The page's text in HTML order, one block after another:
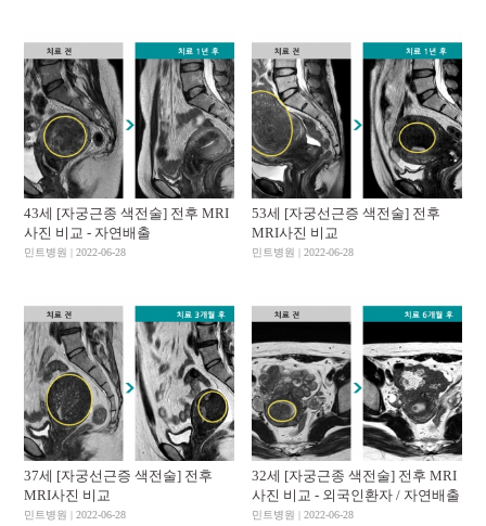
43세 [자궁근종 색전술] 전후 MRI
사진 비교 - 자연배출
민트병원 | 2022-06-28
53세 [자궁선근증 색전술] 전후
MRI사진 비교
민트병원 | 2022-06-28
37세 [자궁선근증 색전술] 전후
MRI사진 비교
민트병원 | 2022-06-28
32세 [자궁근종 색전술] 전후 MRI
사진 비교 - 외국인환자 / 자연배출
민트병원 | 2022-06-28